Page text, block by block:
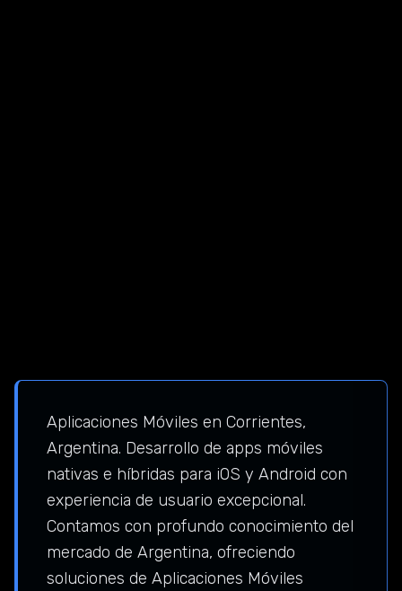
Aplicaciones Móviles en Corrientes,
Argentina. Desarrollo de apps móviles
nativas e híbridas para iOS y Android con
experiencia de usuario excepcional.
Contamos con profundo conocimiento del
mercado de Argentina, ofreciendo
soluciones de Aplicaciones Móviles